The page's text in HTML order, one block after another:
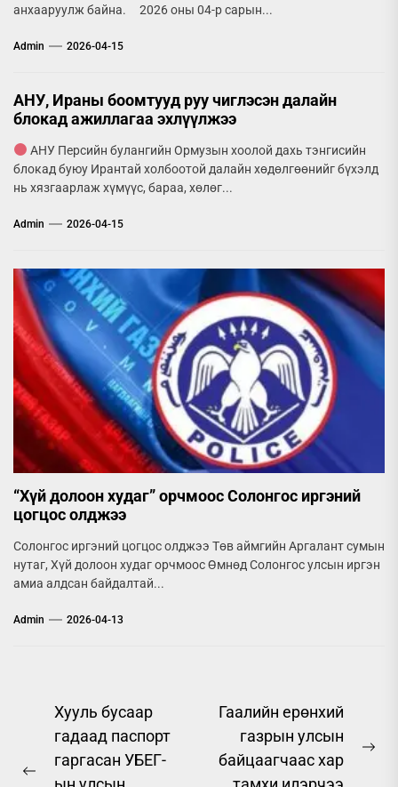
анхааруулж байна. 2026 оны 04-р сарын...
Admin 2026-04-15
АНУ, Ираны боомтууд руу чиглэсэн далайн
блокад ажиллагаа эхлүүлжээ
АНУ Персийн булангийн Ормузын хоолой дахь тэнгисийн
блокад буюу Ирантай холбоотой далайн хөдөлгөөнийг бүхэлд
нь хязгаарлаж хүмүүс, бараа, хөлөг...
Admin 2026-04-15
“Хүй долоон худаг” орчмоос Солонгос иргэний
цогцос олджээ
Солонгос иргэний цогцос олджээ Төв аймгийн Аргалант сумын
нутаг, Хүй долоон худаг орчмоос Өмнөд Солонгос улсын иргэн
амиа алдсан байдалтай...
Admin 2026-04-13
Post
navigation
Previous
Хууль бусаар
гадаад паспорт
гаргасан УБЕГ-
Гаалийн ерөнхий
газрын улсын
байцаагчаас хар